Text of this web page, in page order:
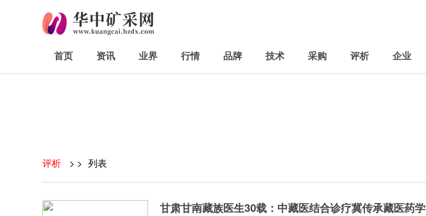
首页 资讯 业界 行情 品牌 技术 采购 评析 企业
评析 > > 列表
甘肃甘南藏族医生30载：中藏医结合诊疗冀传承藏医药学